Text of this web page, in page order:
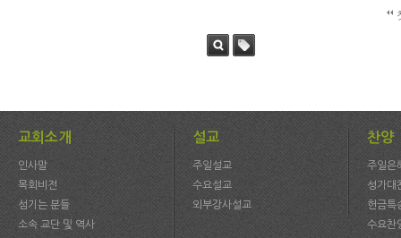
교회소개
인사말
목회비전
섬기는 분들
소속 교단 및 역사
설교
주일설교
수요설교
외부강사설교
찬양
주일은
성가대
헌금특
수요찬